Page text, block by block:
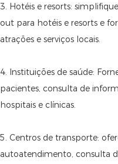
3. Hotéis e resorts:
out para hotéis e resorts e
atrações e serviços locais.
4. Instituições de saúde:
pacientes, consulta de
hospitais e clínicas.
5. Centros de transporte:
autoatendimento, consulta